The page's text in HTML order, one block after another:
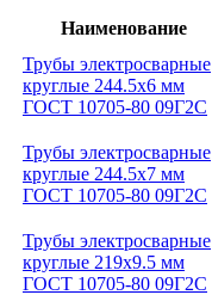
Наименование
Трубы электросварные
круглые 244.5x6 мм
ГОСТ 10705-80 09Г2С
Трубы электросварные
круглые 244.5x7 мм
ГОСТ 10705-80 09Г2С
Трубы электросварные
круглые 219x9.5 мм
ГОСТ 10705-80 09Г2С